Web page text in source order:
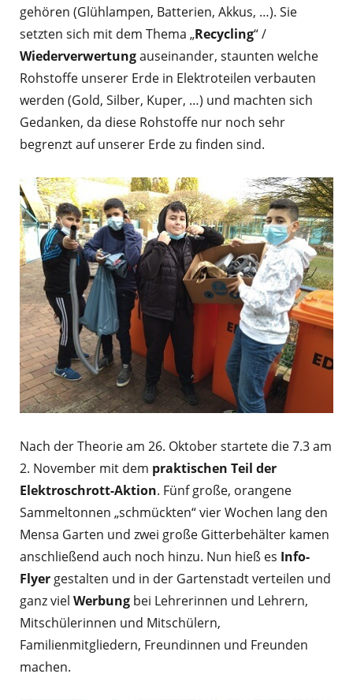
gehören (Glühlampen, Batterien, Akkus, …). Sie
setzten sich mit dem Thema „Recycling“ /
Wiederverwertungauseinander, staunten welche
Rohstoffe unserer Erde in Elektroteilen verbauten
werden (Gold, Silber, Kuper, …) und machten sich
Gedanken, da diese Rohstoffe nur noch sehr
begrenzt auf unserer Erde zu finden sind.
Nach der Theorie am 26. Oktober startete die 7.3 am
2. November mit dem praktischen Teil der
Elektroschrott-Aktion. Fünf große, orangene
Sammeltonnen „schmückten“ vier Wochen lang den
Mensa Garten und zwei große Gitterbehälter kamen
anschließend auch noch hinzu. Nun hieß es Info-
Flyer gestalten und in der Gartenstadt verteilen und
ganz viel Werbung bei Lehrerinnen und Lehrern,
Mitschülerinnen und Mitschülern,
Familienmitgliedern, Freundinnen und Freunden
machen.